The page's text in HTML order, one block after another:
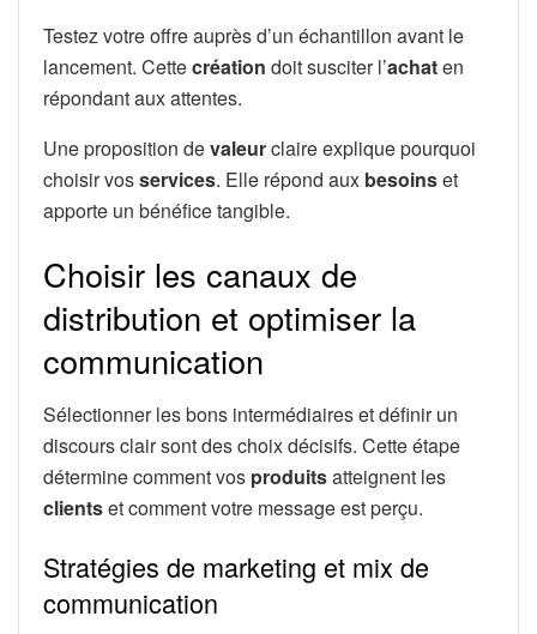
Testez votre offre auprès d’un échantillon avant le
lancement. Cettecréation doit susciter l’achaten
répondant aux attentes.
Une proposition devaleurclaire explique pourquoi
choisir vosservices. Elle répond aux besoinset
apporte un bénéfice tangible.
Choisir les canaux de
distribution et optimiser la
communication
Sélectionner les bons intermédiaires et définir un
discours clair sont des choix décisifs. Cette étape
détermine comment vos produitsatteignent les
clientset comment votre message est perçu.
Stratégies de marketing et mix de
communication